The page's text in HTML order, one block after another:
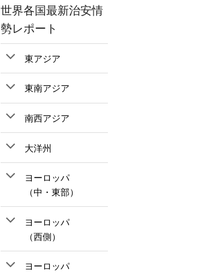
世界各国最新治安情
勢レポート
東アジア
東南アジア
南西アジア
大洋州
ヨーロッパ
（中・東部）
ヨーロッパ
（西側）
ヨーロッパ